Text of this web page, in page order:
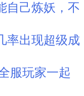
自己炼妖，不
率出现超级成
服玩家一起